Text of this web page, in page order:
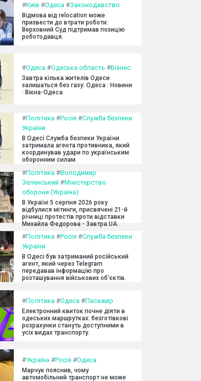
#Київ #Одеса #Законодавство
Відмова від relocation може
призвести до втрати роботи:
Верховний Суд підтримав позицію
роботодавця.
#Одеса #Одеська область #Бізнес
Завтра кілька жителів Одеси
залишаться без газу: Одеса : Новини
: Вікна-Одеса
#Політика #Росія #Служба безпеки
України
В Одесі Служба безпеки України
затримала агента противника, який
координував удари по українським
оборонним силам.
#Політика #Володимир
Зеленський #Міністерство
оборони (Україна)
В Україні 5 серпня 2026 року
відбулися мітинги, присвячені 21-й
річниці протестів проти відставки
Михайла Федорова - Завтра.UA.
#Політика #Росія #Служба безпеки
України
В Одесі був затриманий російський
агент, який через Telegram
передавав інформацію про
розташування військових об'єктів.
#Політика #Одеса #Пасажир
Електронний квиток почне діяти в
одеських маршрутках: безготівкові
розрахунки стануть доступними в
усіх видах транспорту.
#Україна #Росія #Одеса
Марчук пояснив, чому
автомобільний транспорт не може